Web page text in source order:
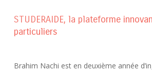
STUDERAIDE, la plateforme
particuliers
Brahim Nachi est en deuxième année